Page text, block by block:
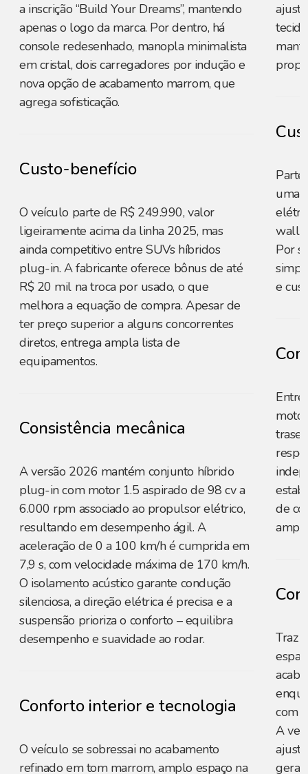
a inscrição “Build Your Dreams”, mantendo
apenas o logo da marca. Por dentro, há
console redesenhado, manopla minimalista
em cristal, dois carregadores por indução e
nova opção de acabamento marrom, que
agrega sofisticação.
Custo-benefício
O veículo parte de R$ 249.990, valor
ligeiramente acima da linha 2025, mas
ainda competitivo entre SUVs híbridos
plug-in. A fabricante oferece bônus de até
R$ 20 mil na troca por usado, o que
melhora a equação de compra. Apesar de
ter preço superior a alguns concorrentes
diretos, entrega ampla lista de
equipamentos.
Consistência mecânica
A versão 2026 mantém conjunto híbrido
plug-in com motor 1.5 aspirado de 98 cv a
6.000 rpm associado ao propulsor elétrico,
resultando em desempenho ágil. A
aceleração de 0 a 100 km/h é cumprida em
7,9 s, com velocidade máxima de 170 km/h.
O isolamento acústico garante condução
silenciosa, a direção elétrica é precisa e a
suspensão prioriza o conforto – equilibra
desempenho e suavidade ao rodar.
Conforto interior e tecnologia
O veículo se sobressai no acabamento
refinado em tom marrom, amplo espaço na
Parte
uma
Por
e
de
Traz
com
A
geral.